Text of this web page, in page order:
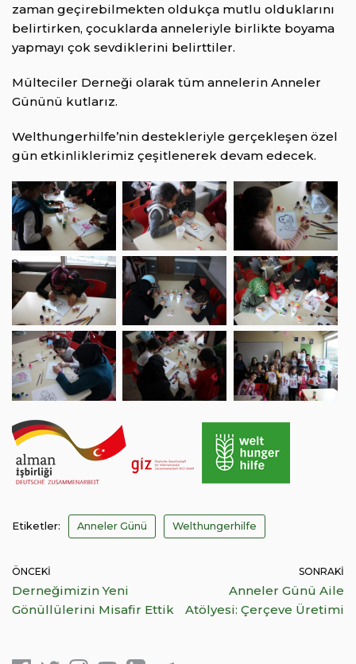
zaman geçirebilmekten oldukça mutlu olduklarını
belirtirken, çocuklarda anneleriyle birlikte boyama
yapmayı çok sevdiklerini belirttiler.
Mülteciler Derneği olarak tüm annelerin Anneler
Gününü kutlarız.
Welthungerhilfe’nin destekleriyle gerçekleşen özel
gün etkinliklerimiz çeşitlenerek devam edecek.
Etiketler: Anneler Günü Welthungerhilfe
ÖNCEKI
Derneğimizin Yeni
Gönüllülerini Misafir Ettik
SONRAKI
Anneler Günü Aile
Atölyesi: Çerçeve Üretimi